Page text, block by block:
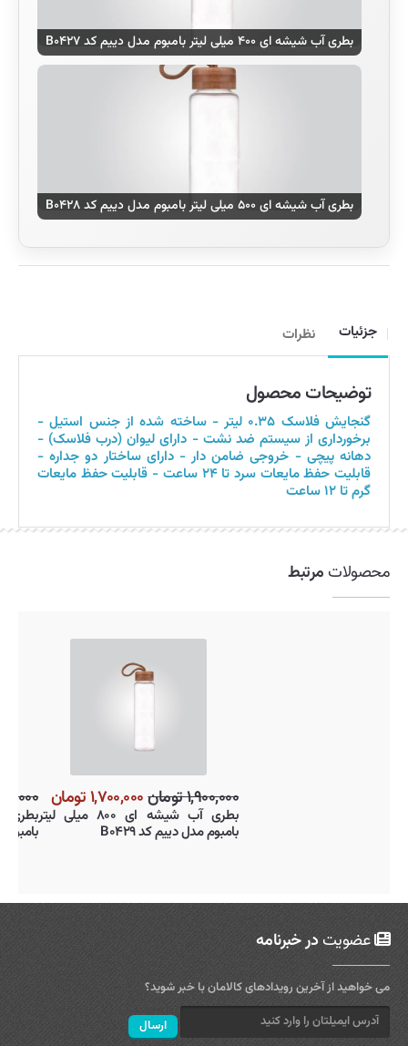
بطری آب شیشه ای ۴۰۰ میلی لیتر بامبوم مدل دییم کد B۰۴۲۷
بطری آب شیشه ای ۵۰۰ میلی لیتر بامبوم مدل دییم کد B۰۴۲۸
جزئیات نظرات
توضیحات محصول
گنجایش فلاسک ۰.۳۵ لیتر - ساخته شده از جنس استیل -
برخورداری از سیستم ضد نشت - دارای لیوان (درب فلاسک) -
دهانه پیچی - خروجی ضامن دار - دارای ساختار دو جداره -
قابلیت حفظ مایعات سرد تا ۲۴ ساعت - قابلیت حفظ مایعات
گرم تا ۱۲ ساعت
محصولات مرتبط
۱,۹۰۰,۰۰۰ تومان ۱,۷۰۰,۰۰۰ تومان
بطری آب شیشه ای ۸۰۰
بامبوم مدل دییم کد B۰۴۲۹
عضویتدر خبرنامه
می خواهید از آخرین رویدادهای کالامان با خبر شوید؟